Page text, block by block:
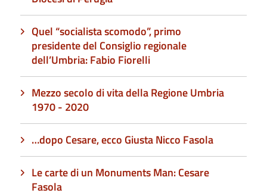
Quel “socialista scomodo”, primo
presidente del Consiglio regionale
dell’Umbria: Fabio Fiorelli
Mezzo secolo di vita della Regione Umbria
1970 - 2020
…dopo Cesare, ecco Giusta Nicco Fasola
Le carte di un Monuments Man: Cesare
Fasola